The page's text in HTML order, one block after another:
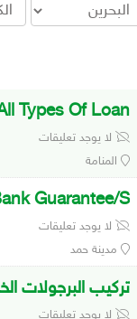
Types Of Loan
لا يوجد تعليقات
المنامة
Guarantee/S
لا يوجد تعليقات
مدينة حمد
تركيب البرجولات
لا يوجد تعليقات